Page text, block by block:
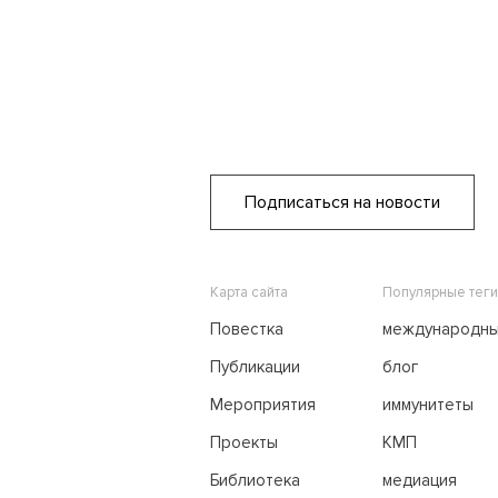
Подписаться на новости
Карта сайта
Повестка
Публикации
Мероприятия
Проекты
Библиотека
Популярные теги
блог
иммунитеты
КМП
медиация